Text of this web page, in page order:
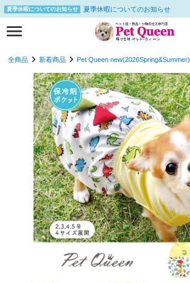
夏季休暇についてのお知らせ 夏季休暇についてのお知らせ
全商品 新着商品 Pet Queen new(2026Spring&Summer)